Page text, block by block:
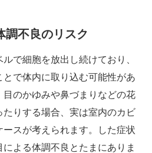
調不良のリスク
で細胞を放出し続けており、
で体内に取り込む可能性があ
目のかゆみや鼻づまりなどの花
りする場合、実は室内のカビ
スが考えられます。した症状
よる体調不良とたまにありま